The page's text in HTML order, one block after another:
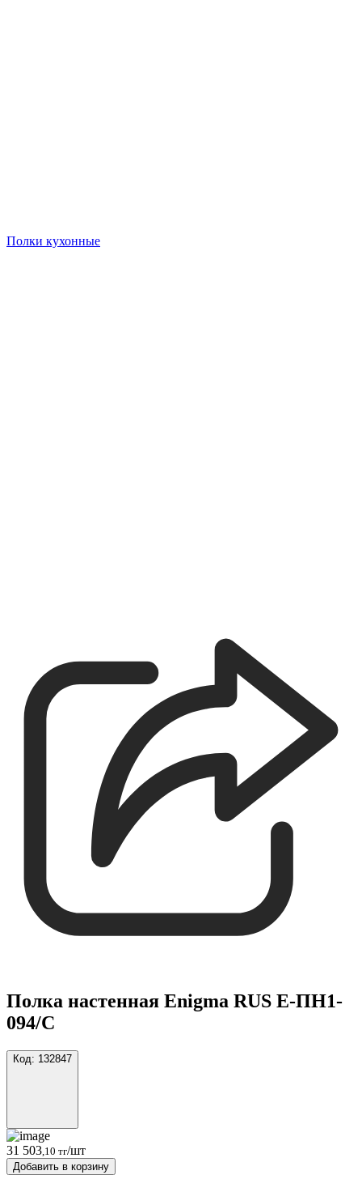
Полки кухонные
Полка настенная Enigma RUS Е-ПН1-
094/С
Код: 132847
31 503 ,10 тг/шт
Добавить в корзину